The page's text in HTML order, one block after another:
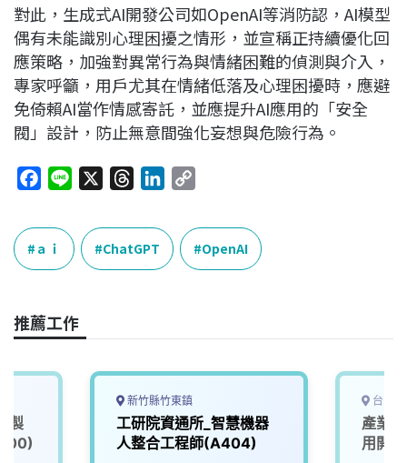
對此，生成式AI開發公司如OpenAI等消防認，AI模型
偶有未能識別心理困擾之情形，並宣稱正持續優化回
應策略，加強對異常行為與情緒困難的偵測與介入，
專家呼籲，用戶尤其在情緒低落及心理困擾時，應避
免倚賴AI當作情感寄託，並應提升AI應用的「安全
閥」設計，防止無意間強化妄想與危險行為。
c
e
b
o
k
e
r
e
a
n
k
e
n
p
y
L
k
ａｉ ChatGPT OpenAI
推薦工作
製
新竹縣竹東鎮
工研院資通所_智慧機器
人整合工程師(A404)
台中
產業
用開